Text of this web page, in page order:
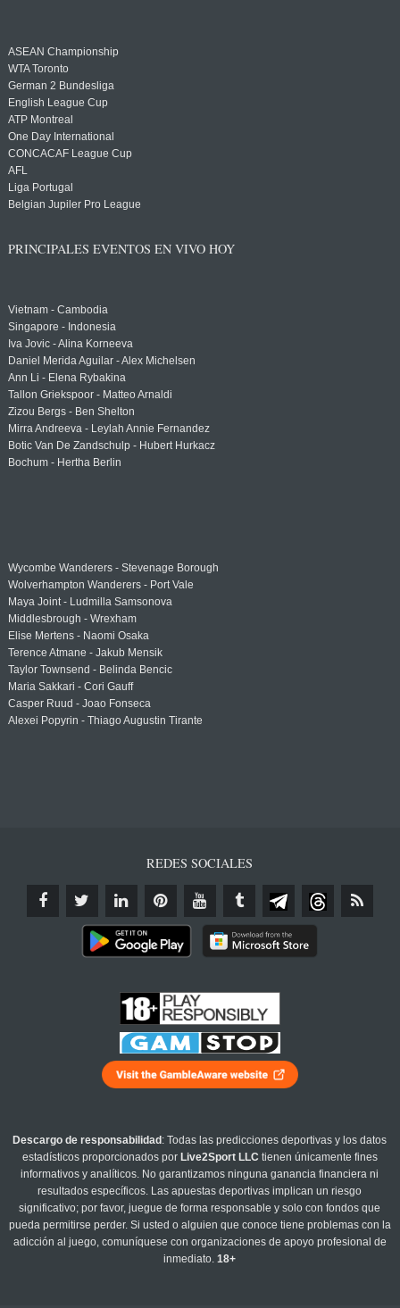
ASEAN Championship
WTA Toronto
German 2 Bundesliga
English League Cup
ATP Montreal
One Day International
CONCACAF League Cup
AFL
Liga Portugal
Belgian Jupiler Pro League
PRINCIPALES EVENTOS EN VIVO HOY
Vietnam - Cambodia
Singapore - Indonesia
Iva Jovic - Alina Korneeva
Daniel Merida Aguilar - Alex Michelsen
Ann Li - Elena Rybakina
Tallon Griekspoor - Matteo Arnaldi
Zizou Bergs - Ben Shelton
Mirra Andreeva - Leylah Annie Fernandez
Botic Van De Zandschulp - Hubert Hurkacz
Bochum - Hertha Berlin
Wycombe Wanderers - Stevenage Borough
Wolverhampton Wanderers - Port Vale
Maya Joint - Ludmilla Samsonova
Middlesbrough - Wrexham
Elise Mertens - Naomi Osaka
Terence Atmane - Jakub Mensik
Taylor Townsend - Belinda Bencic
Maria Sakkari - Cori Gauff
Casper Ruud - Joao Fonseca
Alexei Popyrin - Thiago Augustin Tirante
REDES SOCIALES
Descargo de responsabilidad : Todas las predicciones deportivas y los datos
estadísticos proporcionados por Live2Sport LLC tienen únicamente fines
informativos y analíticos. No garantizamos ninguna ganancia financiera ni
resultados específicos. Las apuestas deportivas implican un riesgo
significativo; por favor, juegue de forma responsable y solo con fondos que
pueda permitirse perder. Si usted o alguien que conoce tiene problemas con la
adicción al juego, comuníquese con organizaciones de apoyo profesional de
inmediato.18+